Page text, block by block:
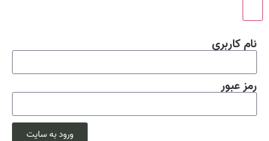
نام کاربری
رمز عبور
ورود به سایت